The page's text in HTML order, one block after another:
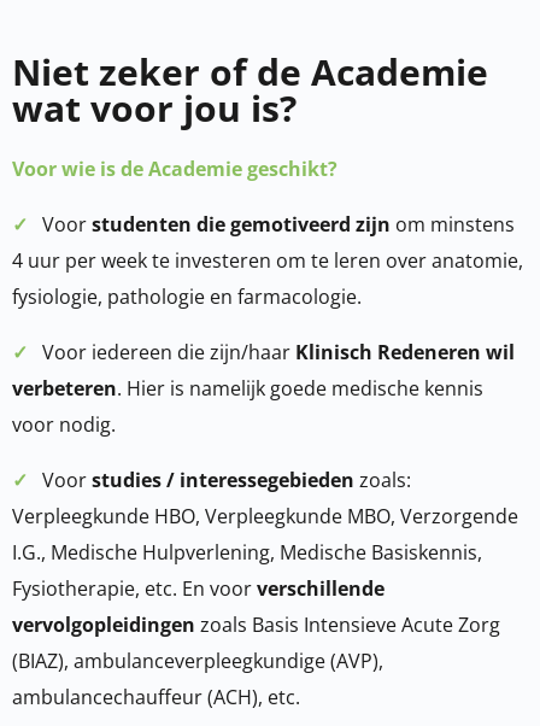
Niet zeker of de Academie
wat voor jou is?
Voor wie is de Academie geschikt?
✓ Voorstudenten die gemotiveerd zijn om minstens
4 uur per week te investeren om te leren over anatomie,
fysiologie, pathologie en farmacologie.
✓ Voor iedereen die zijn/haar Klinisch Redeneren wil
verbeteren. Hier is namelijk goede medische kennis
voor nodig.
✓ Voorstudies / interessegebieden zoals:
Verpleegkunde HBO, Verpleegkunde MBO, Verzorgende
I.G., Medische Hulpverlening, Medische Basiskennis,
Fysiotherapie, etc. En voorverschillende
vervolgopleidingen zoals Basis Intensieve Acute Zorg
(BIAZ), ambulanceverpleegkundige (AVP),
ambulancechauffeur (ACH), etc.